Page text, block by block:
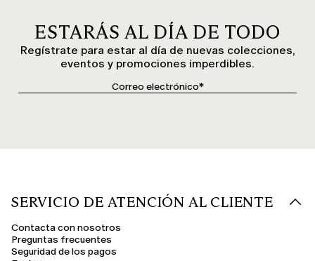
ESTARÁS AL DÍA DE TODO
Regístrate para estar al día de nuevas colecciones,
eventos y promociones imperdibles.
SERVICIO DE ATENCIÓN AL CLIENTE
Contacta con nosotros
Preguntas frecuentes
Seguridad de los pagos